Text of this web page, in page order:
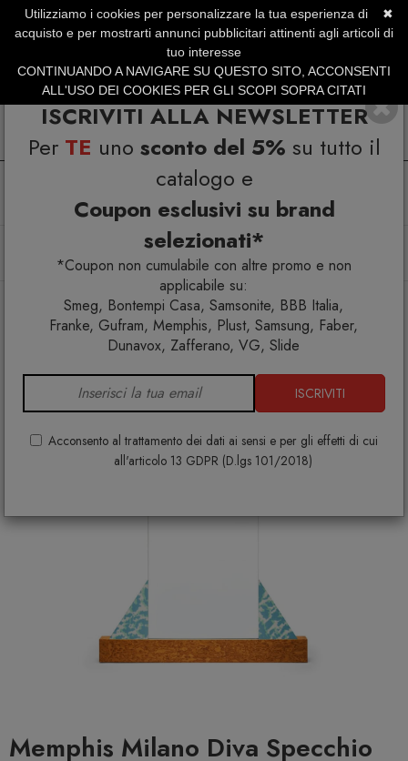
ISCRIVITI ALLA NEWSLETTER
Per TE uno sconto del 5% su tutto il
catalogo e
Coupon esclusivi su brand
selezionati*
*Coupon non cumulabile con altre promo e non
applicabile su:
Smeg, Bontempi Casa, Samsonite, BBB Italia,
Franke, Gufram, Memphis, Plust, Samsung, Faber,
Dunavox, Zafferano, VG, Slide
ISCRIVITI
Acconsento al trattamento dei dati ai sensi e per gli effetti di cui
all'articolo 13 GDPR (D.lgs 101/2018)
SERVIZIO CLIENTI +39.0773.470.562
SUMMER SALES | Fino al 31 Agosto
Complementi
Memphis Milano Diva Specchio
Memphis Milano Diva Specchio
✖
Utilizziamo i cookies per personalizzare la tua esperienza di
acquisto e per mostrarti annunci pubblicitari attinenti agli articoli di
tuo interesse
CONTINUANDO A NAVIGARE SU QUESTO SITO, ACCONSENTI
ALL'USO DEI COOKIES PER GLI SCOPI SOPRA CITATI